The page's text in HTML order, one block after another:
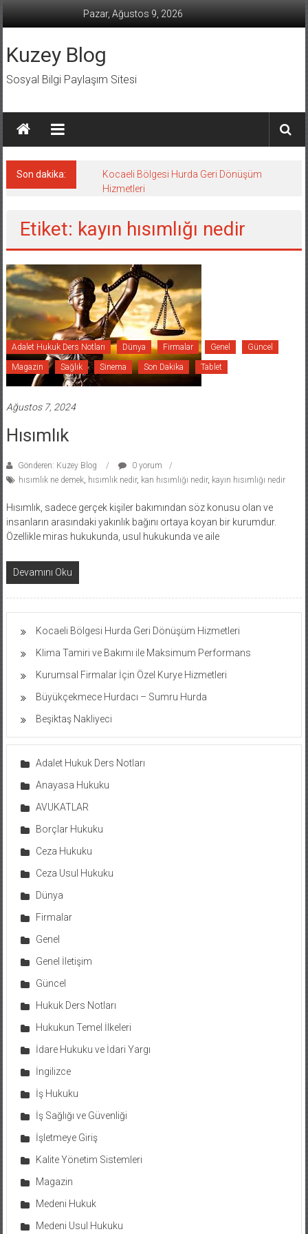
Pazar, Ağustos 9, 2026
Kuzey Blog
Sosyal Bilgi Paylaşım Sitesi
Son dakika:
Kocaeli Bölgesi Hurda Geri Dönüşüm
Hizmetleri
Etiket: kayın hısımlığı nedir
Adalet Hukuk Ders Notları Dünya Firmalar Genel Güncel
Magazin Sağlık Sinema Son Dakika Tablet
Ağustos 7, 2024
Hısımlık
Gönderen: Kuzey Blog
0 yorum
hısımlık ne demek, hısımlık nedir, kan hısımlığı nedir, kayın hısımlığı nedir
Hısımlık, sadece gerçek kişiler bakımından söz konusu olan ve
insanların arasındaki yakınlık bağını ortaya koyan bir kurumdur.
Özellikle miras hukukunda, usul hukukunda ve aile
Devamını Oku
Kocaeli Bölgesi Hurda Geri Dönüşüm Hizmetleri
Klima Tamiri ve Bakımı ile Maksimum Performans
Kurumsal Firmalar İçin Özel Kurye Hizmetleri
Büyükçekmece Hurdacı – Sumru Hurda
Beşiktaş Nakliyeci
Adalet Hukuk Ders Notları
Anayasa Hukuku
AVUKATLAR
Borçlar Hukuku
Ceza Hukuku
Ceza Usul Hukuku
Dünya
Firmalar
Genel
Genel İletişim
Güncel
Hukuk Ders Notları
Hukukun Temel İlkeleri
İdare Hukuku ve İdari Yargı
İngilizce
İş Hukuku
İş Sağlığı ve Güvenliği
İşletmeye Giriş
Kalite Yönetim Sistemleri
Magazin
Medeni Hukuk
Medeni Usul Hukuku